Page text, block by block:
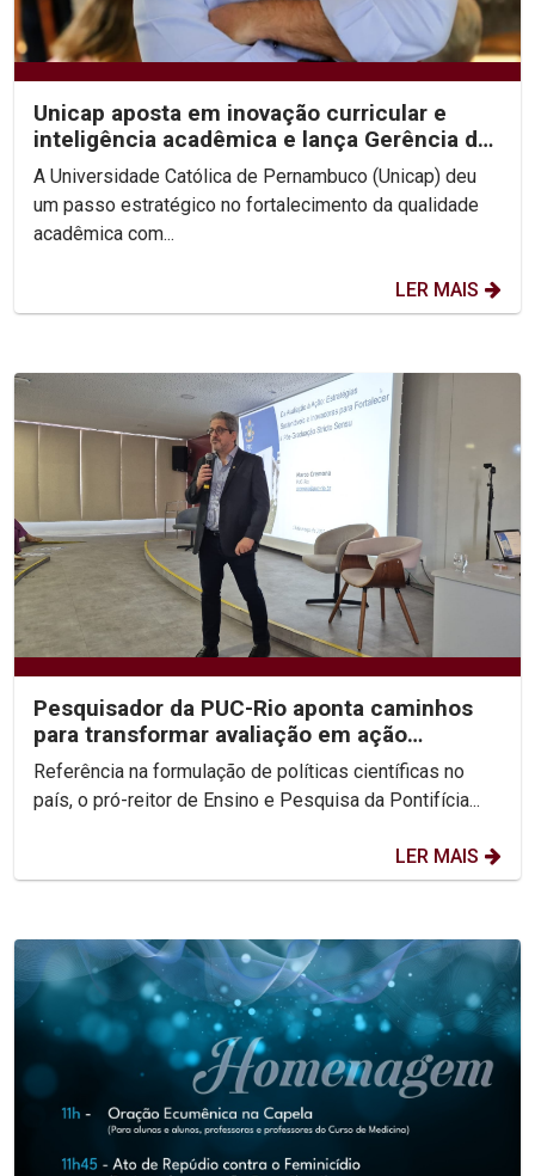
Unicap aposta em inovação curricular e
inteligência acadêmica e lança Gerência de
Desenvolvimento...
A Universidade Católica de Pernambuco (Unicap) deu
um passo estratégico no fortalecimento da qualidade
acadêmica com...
LER MAIS
Pesquisador da PUC-Rio aponta caminhos
para transformar avaliação em ação
estratégica na...
Referência na formulação de políticas científicas no
país, o pró-reitor de Ensino e Pesquisa da Pontifícia...
LER MAIS